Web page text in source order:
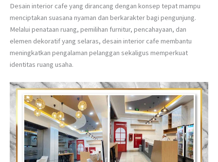
Desain interior cafe yang dirancang dengan konsep tepat mampu
menciptakan suasana nyaman dan berkarakter bagi pengunjung.
Melalui penataan ruang, pemilihan furnitur, pencahayaan, dan
elemen dekoratif yang selaras, desain interior cafe membantu
meningkatkan pengalaman pelanggan sekaligus memperkuat
identitas ruang usaha.